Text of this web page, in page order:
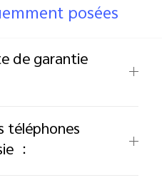
posées
de garantie
téléphones
：